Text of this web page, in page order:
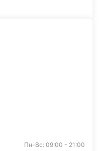
Пн-Вс: 09:00 - 21:00